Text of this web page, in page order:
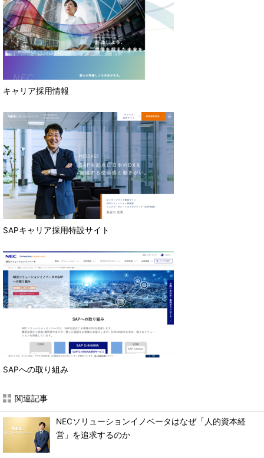
キャリア採用情報
SAPキャリア採用特設サイト
SAPへの取り組み
関連記事
NECソリューションイノベータはなぜ「人的資本経
営」を追求するのか